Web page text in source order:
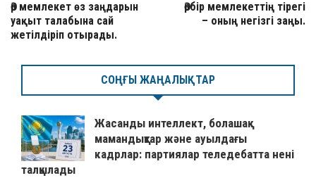
Әр мемлекет өз заңдарын
уақыт талабына сай
жетілдіріп отырады.
Әрбір мемлекеттің тірегі
– оның негізгі заңы.
СОҢҒЫ ЖАҢАЛЫҚТАР
Жасанды интеллект, болашақ
мамандықтар және ауылдағы
кадрлар: партиялар теледебатта нені
талқылады